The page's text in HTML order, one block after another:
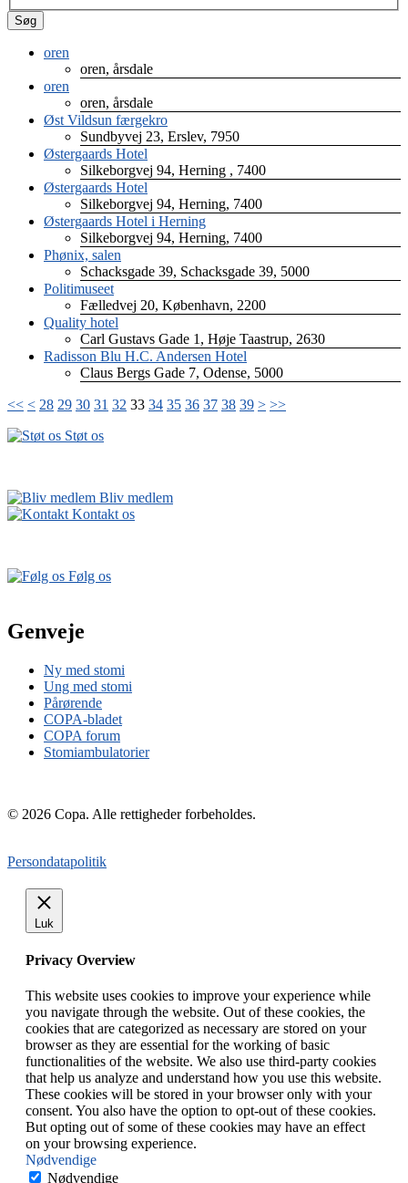
søgeresultater
Søg
oren
oren, årsdale
oren
oren, årsdale
Øst Vildsun færgekro
Sundbyvej 23, Erslev, 7950
Østergaards Hotel
Silkeborgvej 94, Herning , 7400
Østergaards Hotel
Silkeborgvej 94, Herning, 7400
Østergaards Hotel i Herning
Silkeborgvej 94, Herning, 7400
Phønix, salen
Schacksgade 39, Schacksgade 39, 5000
Politimuseet
Fælledvej 20, København, 2200
Quality hotel
Carl Gustavs Gade 1, Høje Taastrup, 2630
Radisson Blu H.C. Andersen Hotel
Claus Bergs Gade 7, Odense, 5000
<< < 28 29 30 31 32 33 34 35 36 37 38 39 > >>
Støt os
Bliv medlem
Kontakt os
Følg os
Genveje
Ny med stomi
Ung med stomi
Pårørende
COPA-bladet
COPA forum
Stomiambulatorier
© 2026 Copa. Alle rettigheder forbeholdes.
Persondatapolitik
Luk
Privacy Overview
This website uses cookies to improve your experience while
you navigate through the website. Out of these cookies, the
cookies that are categorized as necessary are stored on your
browser as they are essential for the working of basic
functionalities of the website. We also use third-party cookies
that help us analyze and understand how you use this website.
These cookies will be stored in your browser only with your
consent. You also have the option to opt-out of these cookies.
But opting out of some of these cookies may have an effect
on your browsing experience.
Nødvendige
Nødvendige